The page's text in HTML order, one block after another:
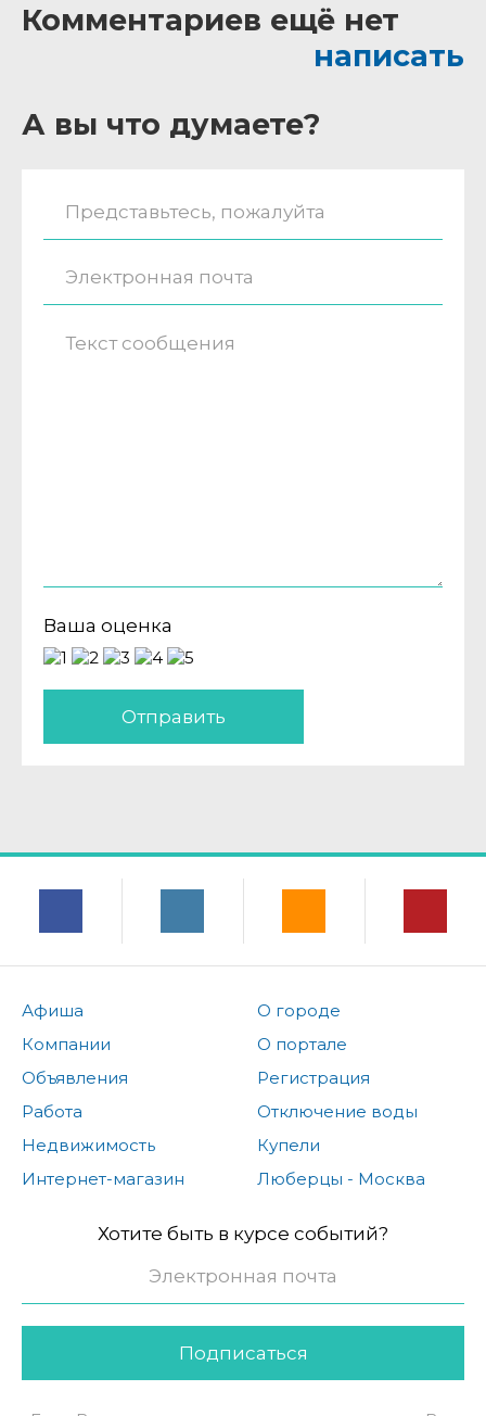
Комментариев ещё нет
написать
А вы что думаете?
Ваша оценка
Отправить
Афиша
Компании
Объявления
Работа
Недвижимость
Интернет-магазин
О городе
О портале
Регистрация
Отключение воды
Купели
Люберцы - Москва
Хотите быть в курсе событий?
Подписаться